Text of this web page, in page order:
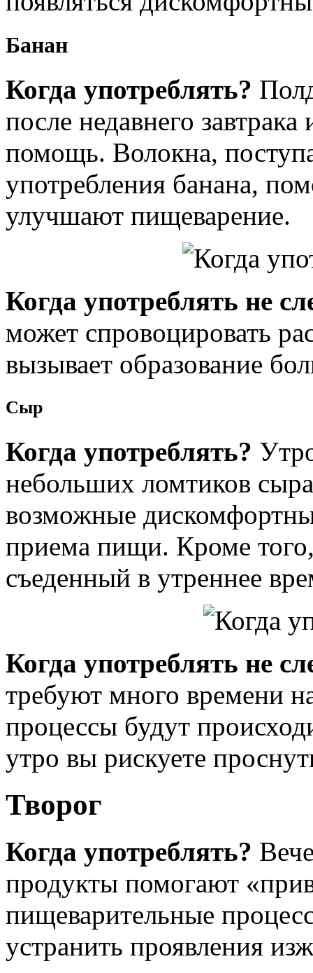
Банан
Когда употреблять?
после недавнего
помощь. Волокна,
употребления банана,
улучшают пищеварение.
Когда употреблять не
может спровоцировать
вызывает образование
Сыр
Когда употреблять?
небольших ломтиков
возможные
приема пищи. Кроме
съеденный в утреннее
Когда употреблять не
требуют много времени
процессы будут
утро вы рискуете
Творог
Когда употреблять?
продукты помогают
пищеварительные
устранить проявления